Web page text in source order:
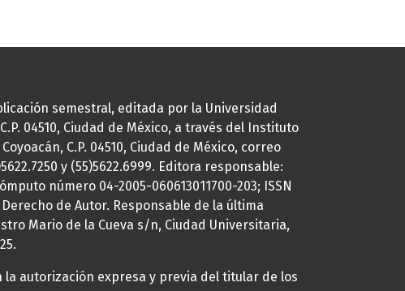
semestral, editada por la Universidad
04510, Ciudad de México, a través del Instituto
C.P. 04510, Ciudad de México, correo
y (55)5622.6999. Editora responsable:
número 04-2005-060613011700-203; ISSN
de Autor. Responsable de la última
Mario de la Cueva s/n, Ciudad Universitaria,
autorización expresa y previa del titular de los